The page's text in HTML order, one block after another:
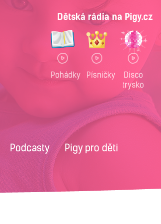
Dětská rádia na Pigy.cz
Pohádky Písničky
Disco
trysko
Podcasty Pigy pro děti